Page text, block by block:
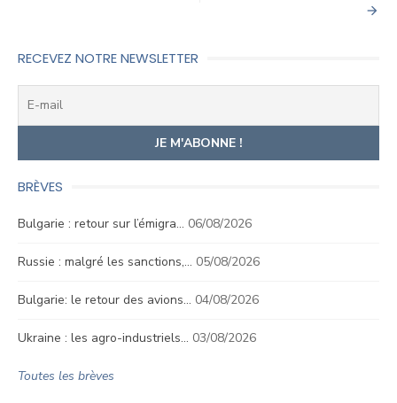
RECEVEZ NOTRE NEWSLETTER
BRÈVES
Bulgarie : retour sur l’émigra… 06/08/2026
Russie : malgré les sanctions,… 05/08/2026
Bulgarie: le retour des avions… 04/08/2026
Ukraine : les agro-industriels… 03/08/2026
Toutes les brèves